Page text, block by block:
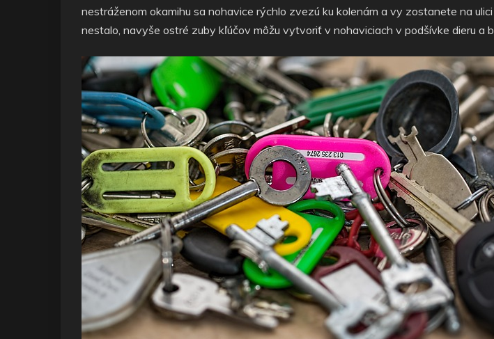
nestráženom okamihu sa nohavice rýchlo zvezú ku kolenám a vy zostanete na
nestalo, navyše ostré zuby kľúčov môžu vytvoriť v nohaviciach v podšívke dieru a